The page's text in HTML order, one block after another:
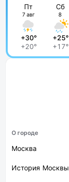
Пт
7 авг
+30°
+20°
Сб
8
+25°
+17°
О городе
Москва
История Москвы